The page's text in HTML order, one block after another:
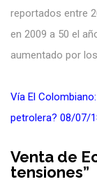
reportados entre
en 2009 a 50 el
aumentado por
Vía El
petrolera? 08/07/
Venta de
tensiones”